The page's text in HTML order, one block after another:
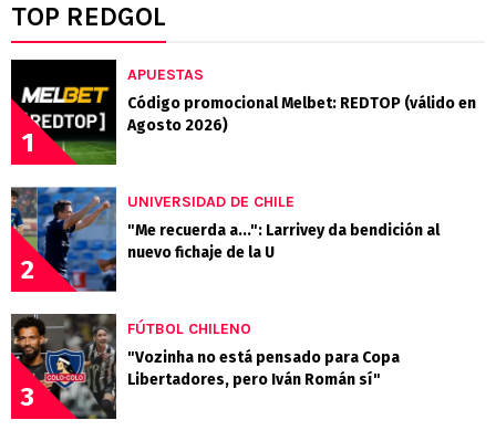
TOP REDGOL
1
APUESTAS
Código promocional Melbet: REDTOP (válido en
Agosto 2026)
2
UNIVERSIDAD DE CHILE
"Me recuerda a...": Larrivey da bendición al
nuevo fichaje de la U
3
FÚTBOL CHILENO
"Vozinha no está pensado para Copa
Libertadores, pero Iván Román sí"